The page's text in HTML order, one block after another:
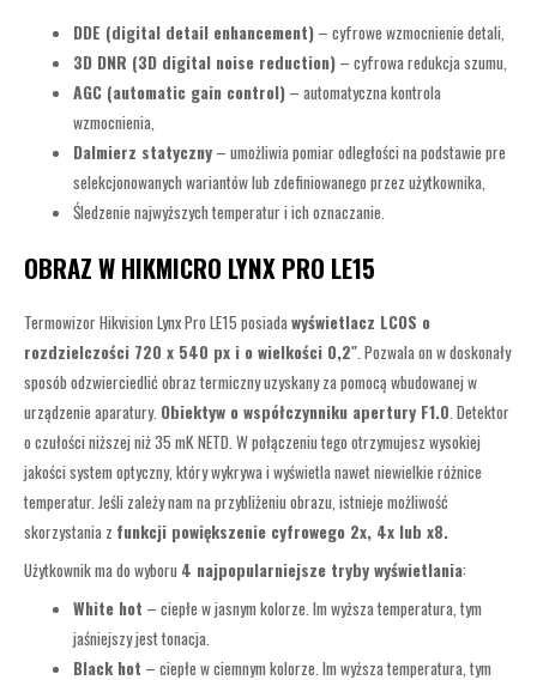
DDE (digital detail enhancement) – cyfrowe wzmocnienie detali,
3D DNR (3D digital noise reduction) – cyfrowa redukcja szumu,
AGC (automatic gain control) – automatyczna kontrola
wzmocnienia,
Dalmierz statyczny – umożliwia pomiar odległości na podstawie pre
selekcjonowanych wariantów lub zdefiniowanego przez użytkownika,
Śledzenie najwyższych temperatur i ich oznaczanie.
OBRAZ W HIKMICRO LYNX PRO LE15
Termowizor Hikvision Lynx Pro LE15 posiada wyświetlacz LCOS o
rozdzielczości 720 x 540 px i o wielkości 0,2″ . Pozwala on w doskonały
sposób odzwierciedlić obraz termiczny uzyskany za pomocą wbudowanej w
urządzenie aparatury. Obiektyw o współczynniku apertury F1.0 . Detektor
o czułości niższej niż 35 mK NETD. W połączeniu tego otrzymujesz wysokiej
jakości system optyczny, który wykrywa i wyświetla nawet niewielkie różnice
temperatur. Jeśli zależy nam na przybliżeniu obrazu, istnieje możliwość
skorzystania z funkcji powiększenie cyfrowego 2x, 4x lub x8.
Użytkownik ma do wyboru 4 najpopularniejsze tryby wyświetlania:
White hot – ciepłe w jasnym kolorze. Im wyższa temperatura, tym
jaśniejszy jest tonacja.
Black hot – ciepłe w ciemnym kolorze. Im wyższa temperatura, tym